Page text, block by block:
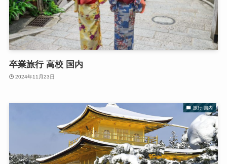
卒業旅行 高校 国内
2024年11月23日
旅行 国内